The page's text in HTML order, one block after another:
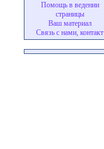
Помощь в ведении
страницы
Ваш материал
Связь с нами, контакт